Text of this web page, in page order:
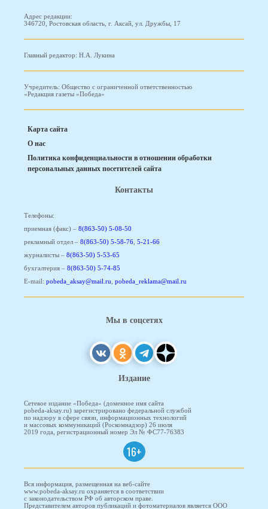
Адрес редакции:
346720, Ростовская область, г. Аксай, ул. Дружбы, 17
Главный редактор: Н.А. Лукина
Учредитель: Общество с ограниченной ответственностью
«Редакция газеты «Победа»
Карта сайта
О нас
Политика конфиденциальности в отношении обработки
персональных данных посетителей сайта
Контакты
Телефоны:
приемная (факс) – 8(863-50) 5-08-50
рекламный отдел – 8(863-50) 5-58-76 5-21-66
журналисты – 8(863-50) 5-53-65
бухгалтерия – 8(863-50) 5-74-85
E-mail: pobeda_aksay@mail.ru pobeda_reklama@mail.ru
Мы в соцсетях
Издание
Сетевое издание «Победа» (доменное имя сайта
pobeda-aksay.ru) зарегистрировано федеральной службой
по надзору в сфере связи, информационных технологий
и массовых коммуникаций (Роскомнадзор) 26 июля
2019 года, регистрационный номер Эл № ФС77-76383
16+
Вся информация, размещенная на веб-сайте
www.pobeda-aksay.ru охраняется в соответствии
с законодательством РФ об авторском праве.
Представителем авторов публикаций и фотоматериалов является ООО